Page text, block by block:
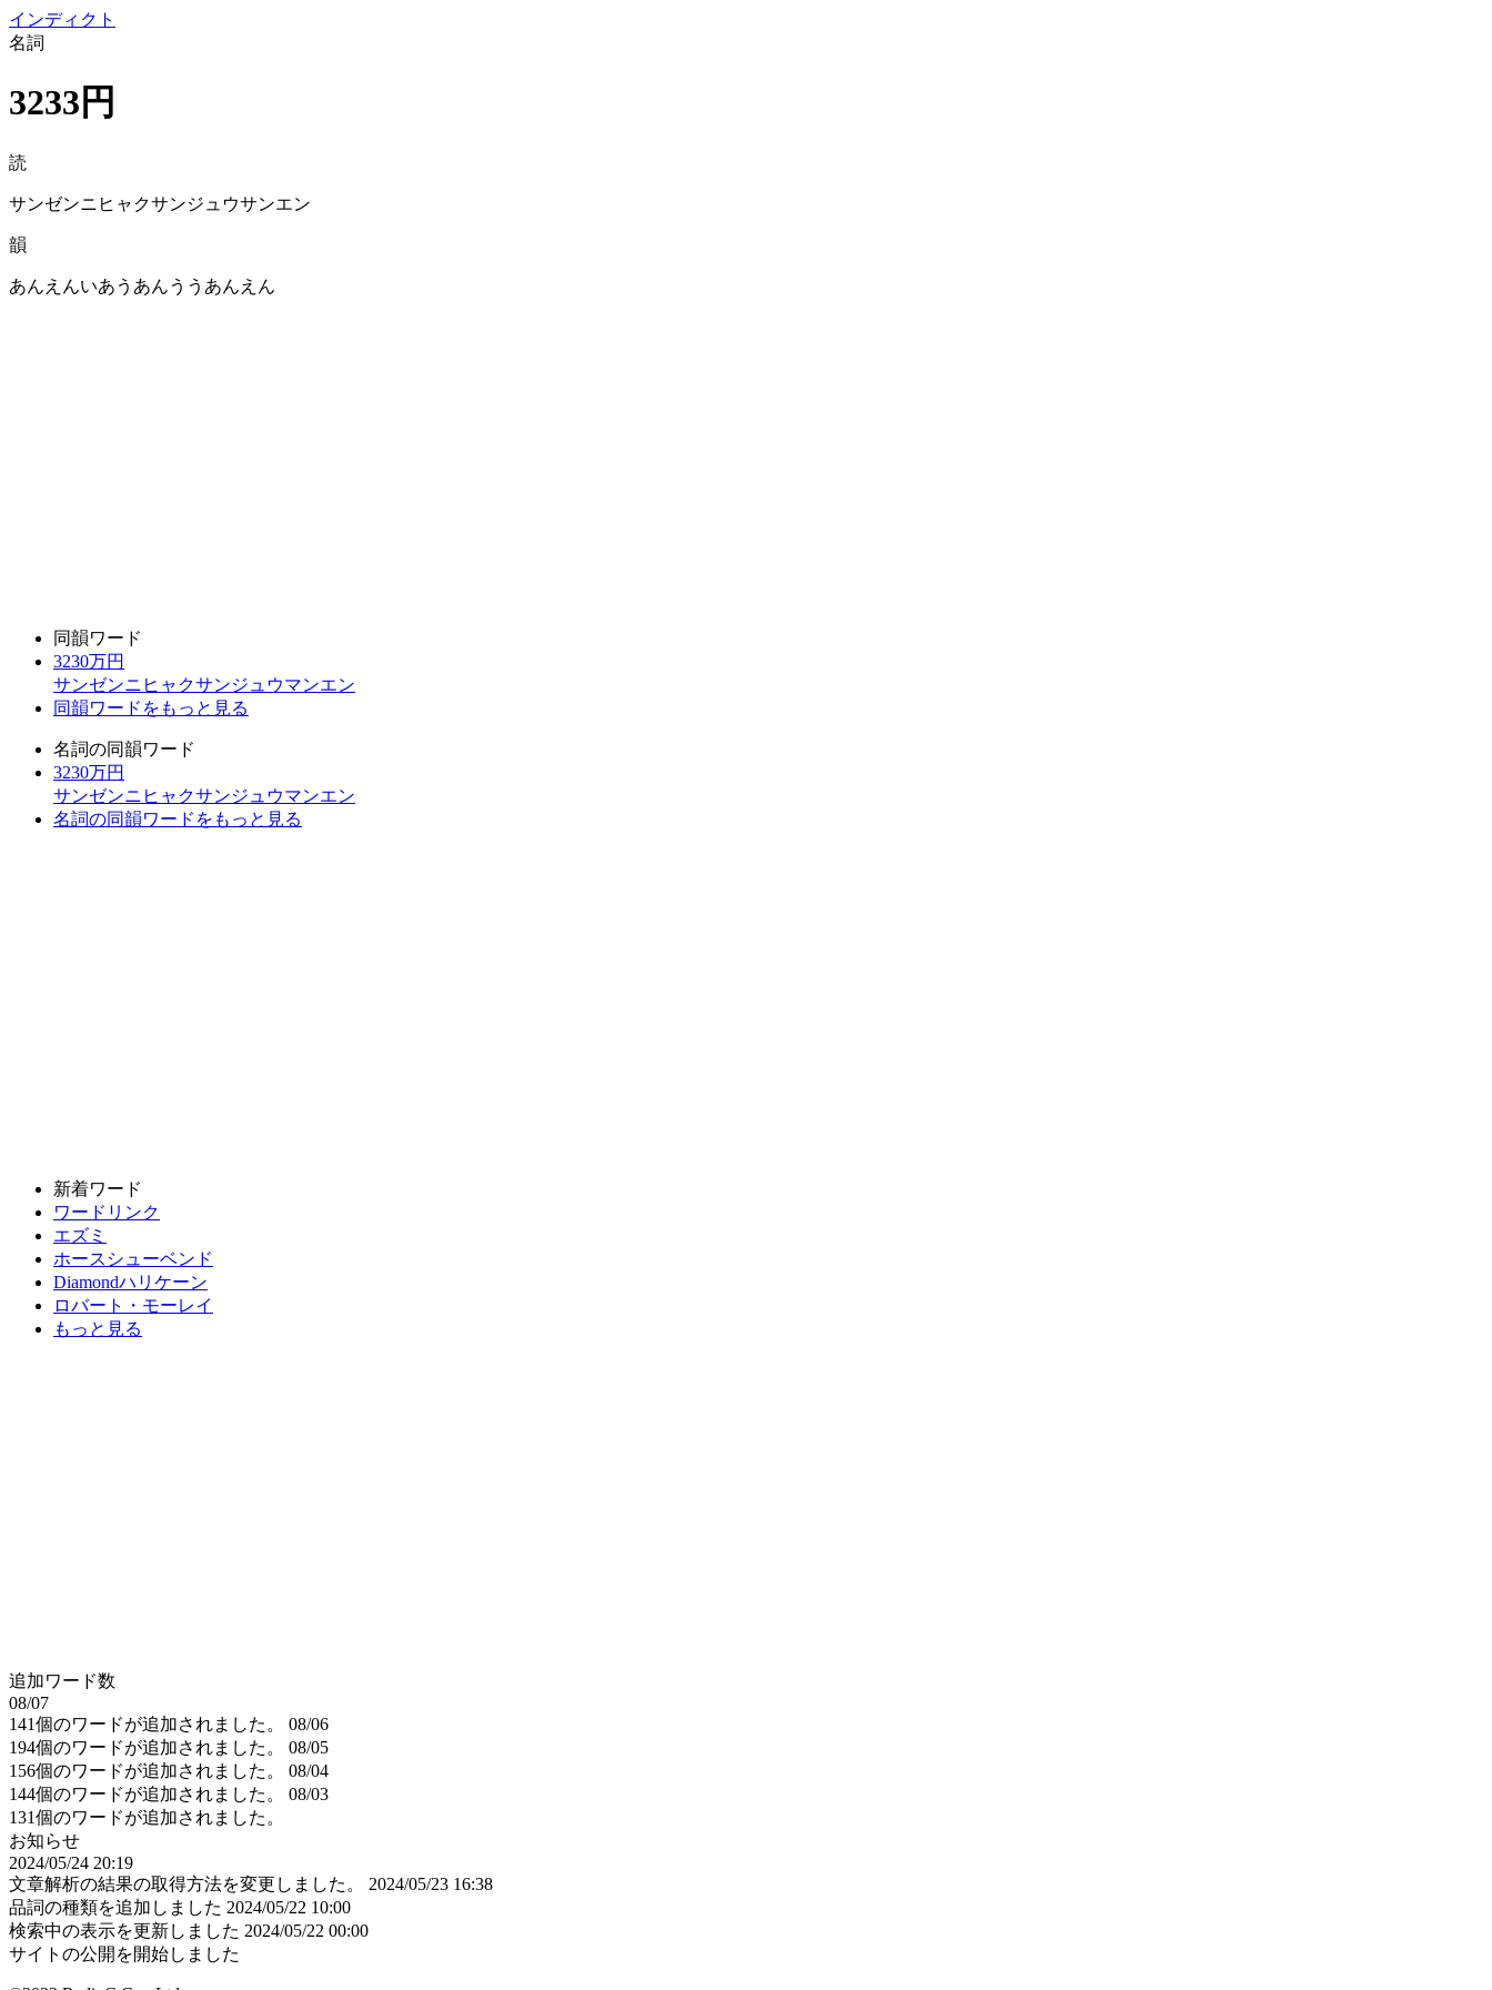
インディクト
名詞
3233円
読
サンゼンニヒャクサンジュウサンエン
韻
あんえんいあうあんううあんえん
同韻ワード
3230万円
サンゼンニヒャクサンジュウマンエン
同韻ワードをもっと見る
名詞の同韻ワード
3230万円
サンゼンニヒャクサンジュウマンエン
名詞の同韻ワードをもっと見る
新着ワード
ワードリンク
エズミ
ホースシューベンド
Diamondハリケーン
ロバート・モーレイ
もっと見る
追加ワード数
08/07
141個のワードが追加されました。
08/06
194個のワードが追加されました。
08/05
156個のワードが追加されました。
08/04
144個のワードが追加されました。
08/03
131個のワードが追加されました。
お知らせ
2024/05/24 20:19
文章解析の結果の取得方法を変更しました。
2024/05/23 16:38
品詞の種類を追加しました 2024/05/22 10:00
検索中の表示を更新しました 2024/05/22 00:00
サイトの公開を開始しました